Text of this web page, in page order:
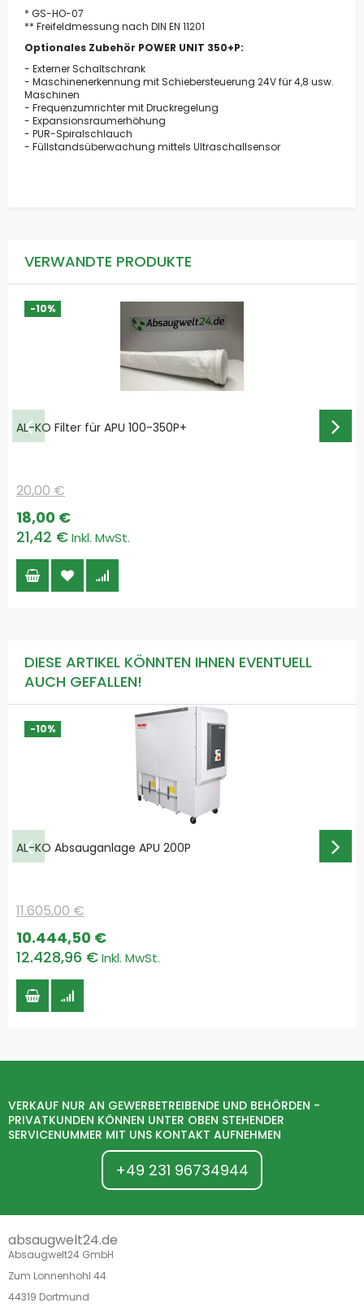
* GS-HO-07
** Freifeldmessung nach DIN EN 11201
Optionales Zubehör POWER UNIT 350+P:
- Externer Schaltschrank
- Maschinenerkennung mit Schiebersteuerung 24V für 4,8 usw.
Maschinen
- Frequenzumrichter mit Druckregelung
- Expansionsraumerhöhung
- PUR-Spiralschlauch
- Füllstandsüberwachung mittels Ultraschallsensor
VERWANDTE PRODUKTE
-10%
AL-KO Filter für APU 100-350P+
Special
Price
21,42 €
18,00 €
20,00 €
DIESE ARTIKEL KÖNNTEN IHNEN EVENTUELL
AUCH GEFALLEN!
-10%
AL-KO Absauganlage APU 200P
Special
Price
12.428,96 €
10.444,50 €
11.605,00 €
VERKAUF NUR AN GEWERBETREIBENDE UND BEHÖRDEN -
PRIVATKUNDEN KÖNNEN UNTER OBEN STEHENDER
SERVICENUMMER MIT UNS KONTAKT AUFNEHMEN
+49 231 96734944
absaugwelt24.de
Absaugwelt24 GmbH
Zum Lonnenhohl 44
44319 Dortmund